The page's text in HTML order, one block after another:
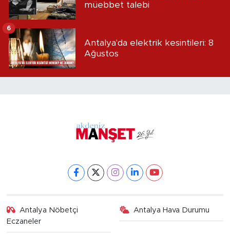
müebbet talebi
Antalya'da elektrik kesintileri: 8
Ağustos
6
Antalya Nöbetçi
Eczaneler
Antalya Hava Durumu